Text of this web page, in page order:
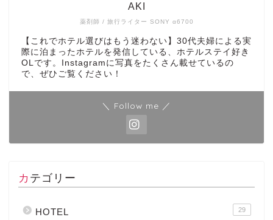
薬剤師 / 旅行ライター SONY α6700
AKI
【これでホテル選びはもう迷わない】30代夫婦による実
際に泊まったホテルを発信している、ホテルステイ好き
OLです。Instagramに写真をたくさん載せているの
で、ぜひご覧ください！
＼ Follow me ／
カテゴリー
HOTEL 29